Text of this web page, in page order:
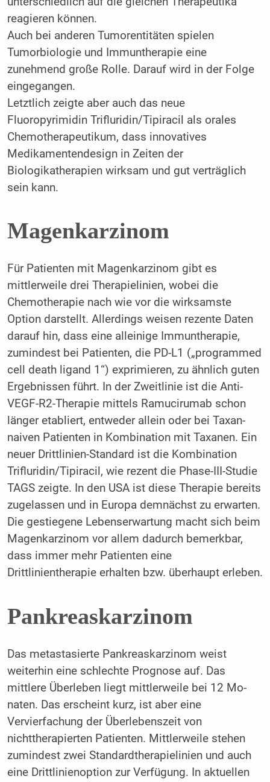
reagieren können.
Auch bei anderen Tumorentitäten spielen
Tumorbiologie und Immuntherapie eine
zunehmend große Rolle. Darauf wird in der Folge
eingegangen.
Letztlich zeigte aber auch das neue
Fluoropyrimidin Trifluridin/Tipiracil als orales
Chemotherapeutikum, dass innovatives
Medikamentendesign in Zeiten der
Biologikatherapien wirksam und gut verträglich
sein kann.
Magenkarzinom
Für Patienten mit Magenkarzinom gibt es
mittlerweile drei Therapielinien, wobei die
Chemotherapie nach wie vor die wirksamste
Option darstellt. Allerdings weisen rezente Daten
darauf hin, dass eine alleinige Immuntherapie,
zumindest bei Patienten, die PD-L1 („programmed
cell death ligand 1“) exprimieren, zu ähnlich guten
Ergebnissen führt. In der Zweitlinie ist die Anti-
VEGF-R2-Therapie mittels Ramucirumab schon
länger etabliert, entweder allein oder bei Taxan-
naiven Patienten in Kombination mit Taxanen. Ein
neuer Drittlinien-Standard ist die Kombination
Trifluridin/Tipiracil, wie rezent die Phase-III-Studie
TAGS zeigte. In den USA ist diese Therapie bereits
zugelassen und in Europa demnächst zu erwarten.
Die gestiegene Lebenserwartung macht sich beim
Magenkarzinom vor allem dadurch bemerkbar,
dass immer mehr Patienten eine
Drittlinientherapie erhalten bzw. überhaupt erleben.
Pankreaskarzinom
Das metastasierte Pankreaskarzinom weist
weiterhin eine schlechte Prognose auf. Das
mittlere Überleben liegt mittlerweile bei 12 Mo­
naten. Das erscheint kurz, ist aber eine
Vervierfachung der Überlebenszeit von
nichttherapierten Patienten. Mittlerweile stehen
zumindest zwei Standardtherapielinien und auch
eine Drittlinienoption zur Verfügung. In aktuellen